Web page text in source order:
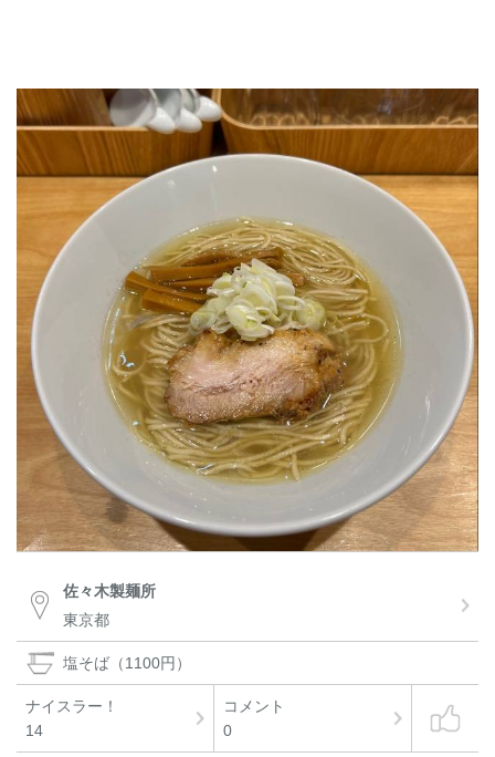
佐々木製麺所
東京都
塩そば（1100円）
ナイスラー！
14
コメント
0